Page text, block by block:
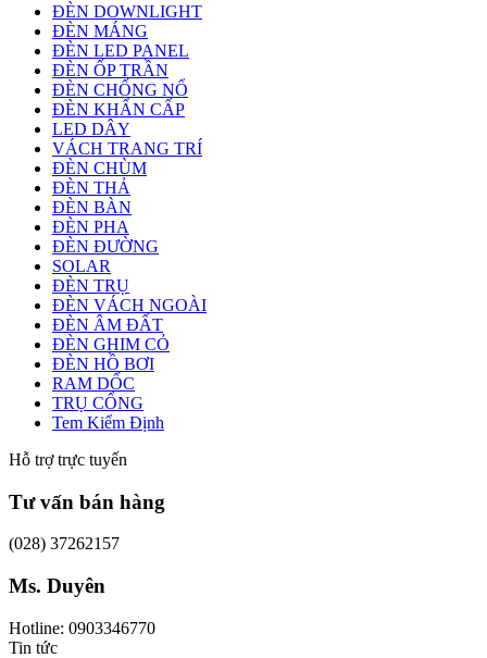
ĐÈN DOWNLIGHT
ĐÈN MÁNG
ĐÈN LED PANEL
ĐÈN ỐP TRẦN
ĐÈN CHỐNG NỔ
ĐÈN KHẨN CẤP
LED DÂY
VÁCH TRANG TRÍ
ĐÈN CHÙM
ĐÈN THẢ
ĐÈN BÀN
ĐÈN PHA
ĐÈN ĐƯỜNG
SOLAR
ĐÈN TRỤ
ĐÈN VÁCH NGOÀI
ĐÈN ÂM ĐẤT
ĐÈN GHIM CỎ
ĐÈN HỒ BƠI
RAM DỐC
TRỤ CỔNG
Tem Kiểm Định
Hỗ trợ trực tuyến
Tư vấn bán hàng
(028) 37262157
Ms. Duyên
Hotline: 0903346770
Tin tức